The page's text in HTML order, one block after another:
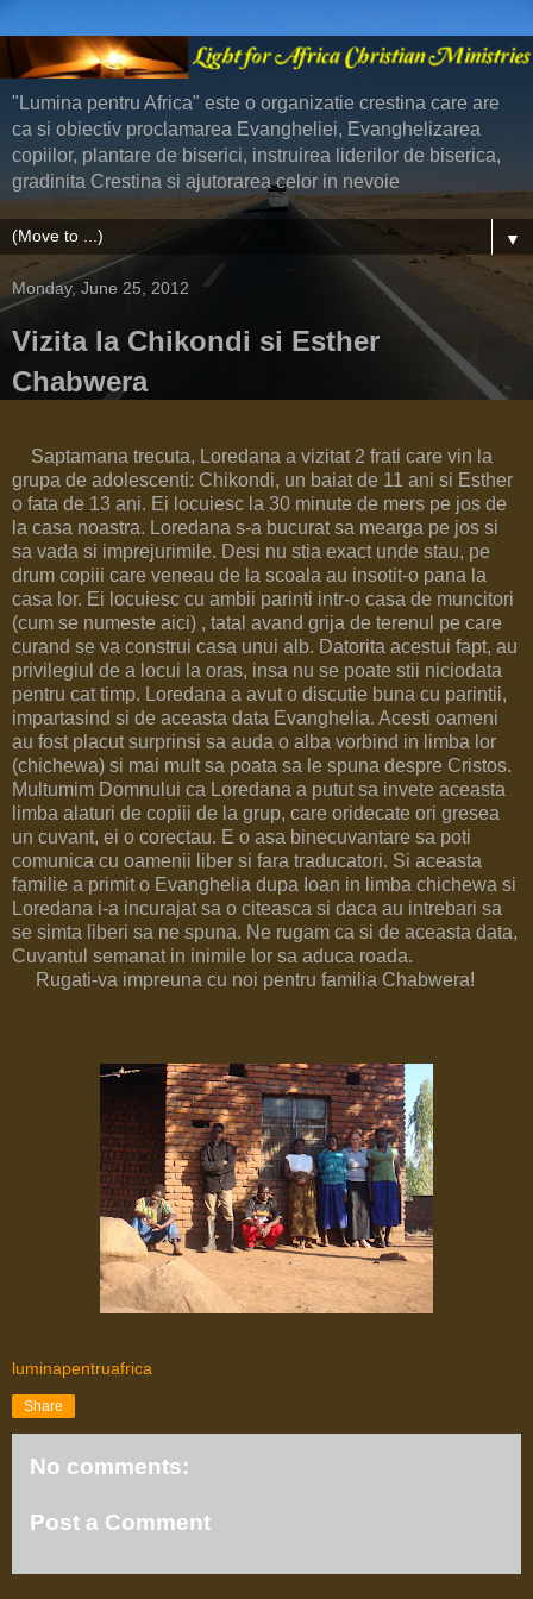
"Lumina pentru Africa" este o organizatie crestina care are
ca si obiectiv proclamarea Evangheliei, Evanghelizarea
copiilor, plantare de biserici, instruirea liderilor de biserica,
gradinita Crestina si ajutorarea celor in nevoie
▼
Monday, June 25, 2012
Vizita la Chikondi si Esther
Chabwera
Saptamana trecuta, Loredana a vizitat 2 frati care vin la
grupa de adolescenti: Chikondi, un baiat de 11 ani si Esther
o fata de 13 ani. Ei locuiesc la 30 minute de mers pe jos de
la casa noastra. Loredana s-a bucurat sa mearga pe jos si
sa vada si imprejurimile. Desi nu stia exact unde stau, pe
drum copiii care veneau de la scoala au insotit-o pana la
casa lor. Ei locuiesc cu ambii parinti intr-o casa de muncitori
(cum se numeste aici) , tatal avand grija de terenul pe care
curand se va construi casa unui alb. Datorita acestui fapt, au
privilegiul de a locui la oras, insa nu se poate stii niciodata
pentru cat timp. Loredana a avut o discutie buna cu parintii,
impartasind si de aceasta data Evanghelia. Acesti oameni
au fost placut surprinsi sa auda o alba vorbind in limba lor
(chichewa) si mai mult sa poata sa le spuna despre Cristos.
Multumim Domnului ca Loredana a putut sa invete aceasta
limba alaturi de copiii de la grup, care oridecate ori gresea
un cuvant, ei o corectau. E o asa binecuvantare sa poti
comunica cu oamenii liber si fara traducatori. Si aceasta
familie a primit o Evanghelia dupa Ioan in limba chichewa si
Loredana i-a incurajat sa o citeasca si daca au intrebari sa
se simta liberi sa ne spuna. Ne rugam ca si de aceasta data,
Cuvantul semanat in inimile lor sa aduca roada.
Rugati-va impreuna cu noi pentru familia Chabwera!
luminapentruafrica
Share
No comments:
Post a Comment